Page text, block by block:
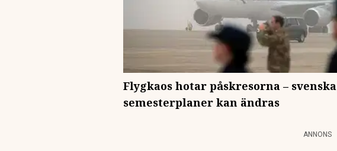
Flygkaos hotar påskresorna – svenska
semesterplaner kan ändras
ANNONS